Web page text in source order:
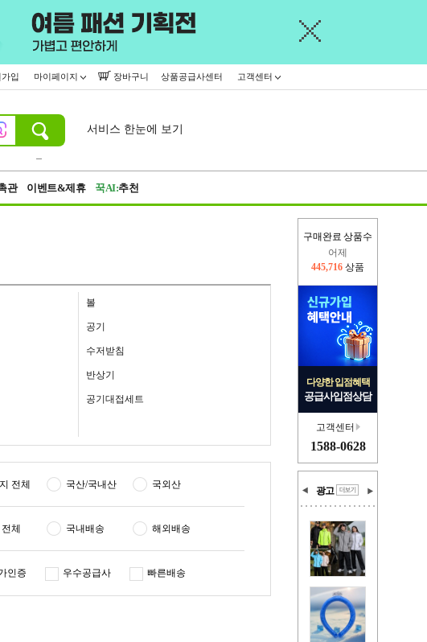
가입 마이페이지 장바구니 상품공급사센터 고객센터
서비스 한눈에 보기
관 이벤트&제휴 꾹AI:추천
구매완료 상품수
어제
445,716
오늘(현재)
다양한 입점혜택
공급사입점상담
고객센터
1588-0628
광고
볼
공기
수저받침
반상기
공기대접세트
전체 국산/국내산 국외산
체 국내배송 해외배송
인증 우수공급사 빠른배송